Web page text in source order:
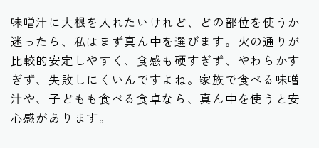
味噌汁に大根を入れたいけれど、どの部位を使うか
迷ったら、私はまず真ん中を選びます。火の通りが
比較的安定しやすく、食感も硬すぎず、やわらかす
ぎず、失敗しにくいんですよね。家族で食べる味噌
汁や、子どもも食べる食卓なら、真ん中を使うと安
心感があります。